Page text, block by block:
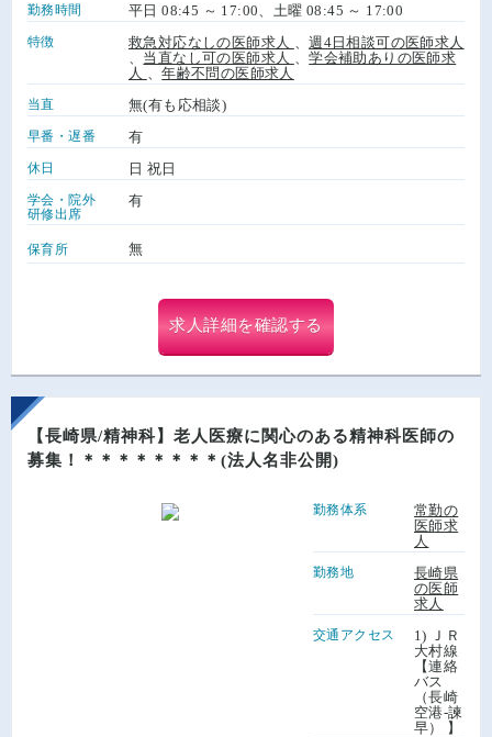
勤務時間 平日 08:45 ～ 17:00、土曜 08:45 ～ 17:00
特徴 救急対応なしの医師求人 、週4日相談可の医師求人
当直なし可の医師求人 、学会補助ありの医師求
人
、年齢不問の医師求人
当直 無(有も応相談)
早番・遅番 有
休日 日 祝日
学会・院外
研修出席
有
保育所 無
求人詳細を確認する
【長崎県/精神科】老人医療に関心のある精神科医師の
募集！＊＊＊＊＊＊＊＊(法人名非公開)
勤務体系
常勤の
医師求
人
勤務地
長崎県
の医師
求人
交通アクセス
1) ＪＲ
大村線
【連絡
バス
（長崎
空港-諫
早） 】